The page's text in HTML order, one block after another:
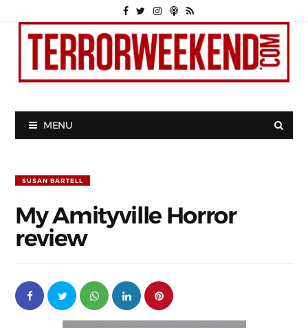
MENU
SUSAN BARTELL
My Amityville Horror
review